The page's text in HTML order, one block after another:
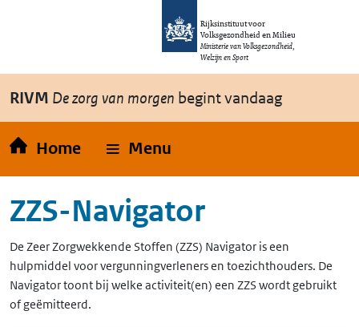
Overslaan en naar de inhoud gaan
Rijksinstituut voor
Volksgezondheid en Milieu
Ministerie van Volksgezondheid,
Welzijn en Sport
RIVM De zorg van morgen begint vandaag
Home Menu
ZZS-Navigator
De Zeer Zorgwekkende Stoffen (ZZS) Navigator is een
hulpmiddel voor vergunningverleners en toezichthouders. De
Navigator toont bij welke activiteit(en) een ZZS wordt gebruikt
of geëmitteerd.